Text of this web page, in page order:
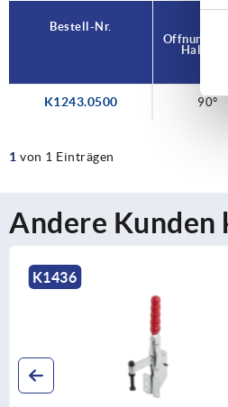
Bestell-Nr.
Haltearm
90°
Bestell-Nr.
Haltearm
K1243.0500 90°
1 von 1 Einträgen
Andere Kunden
K1435